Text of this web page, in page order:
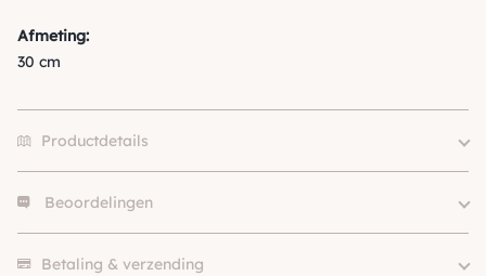
Afmeting:
30 cm
Productdetails
Merk
Kleur
Bruin
SKU
Beoordelingen
Betaling & verzending